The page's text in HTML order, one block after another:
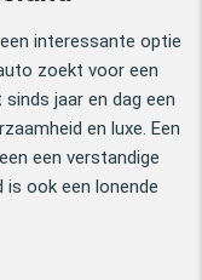
interessante optie
zoekt voor een
jaar en dag een
en luxe. Een
een verstandige
is ook een lonende
en